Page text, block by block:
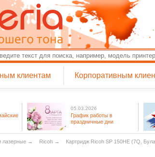
клиентам Корпоративным
05.03.2026
График работы в
праздничные дни
лазерные → Ricoh → Картридж Ricoh SP 150HE (7Q,